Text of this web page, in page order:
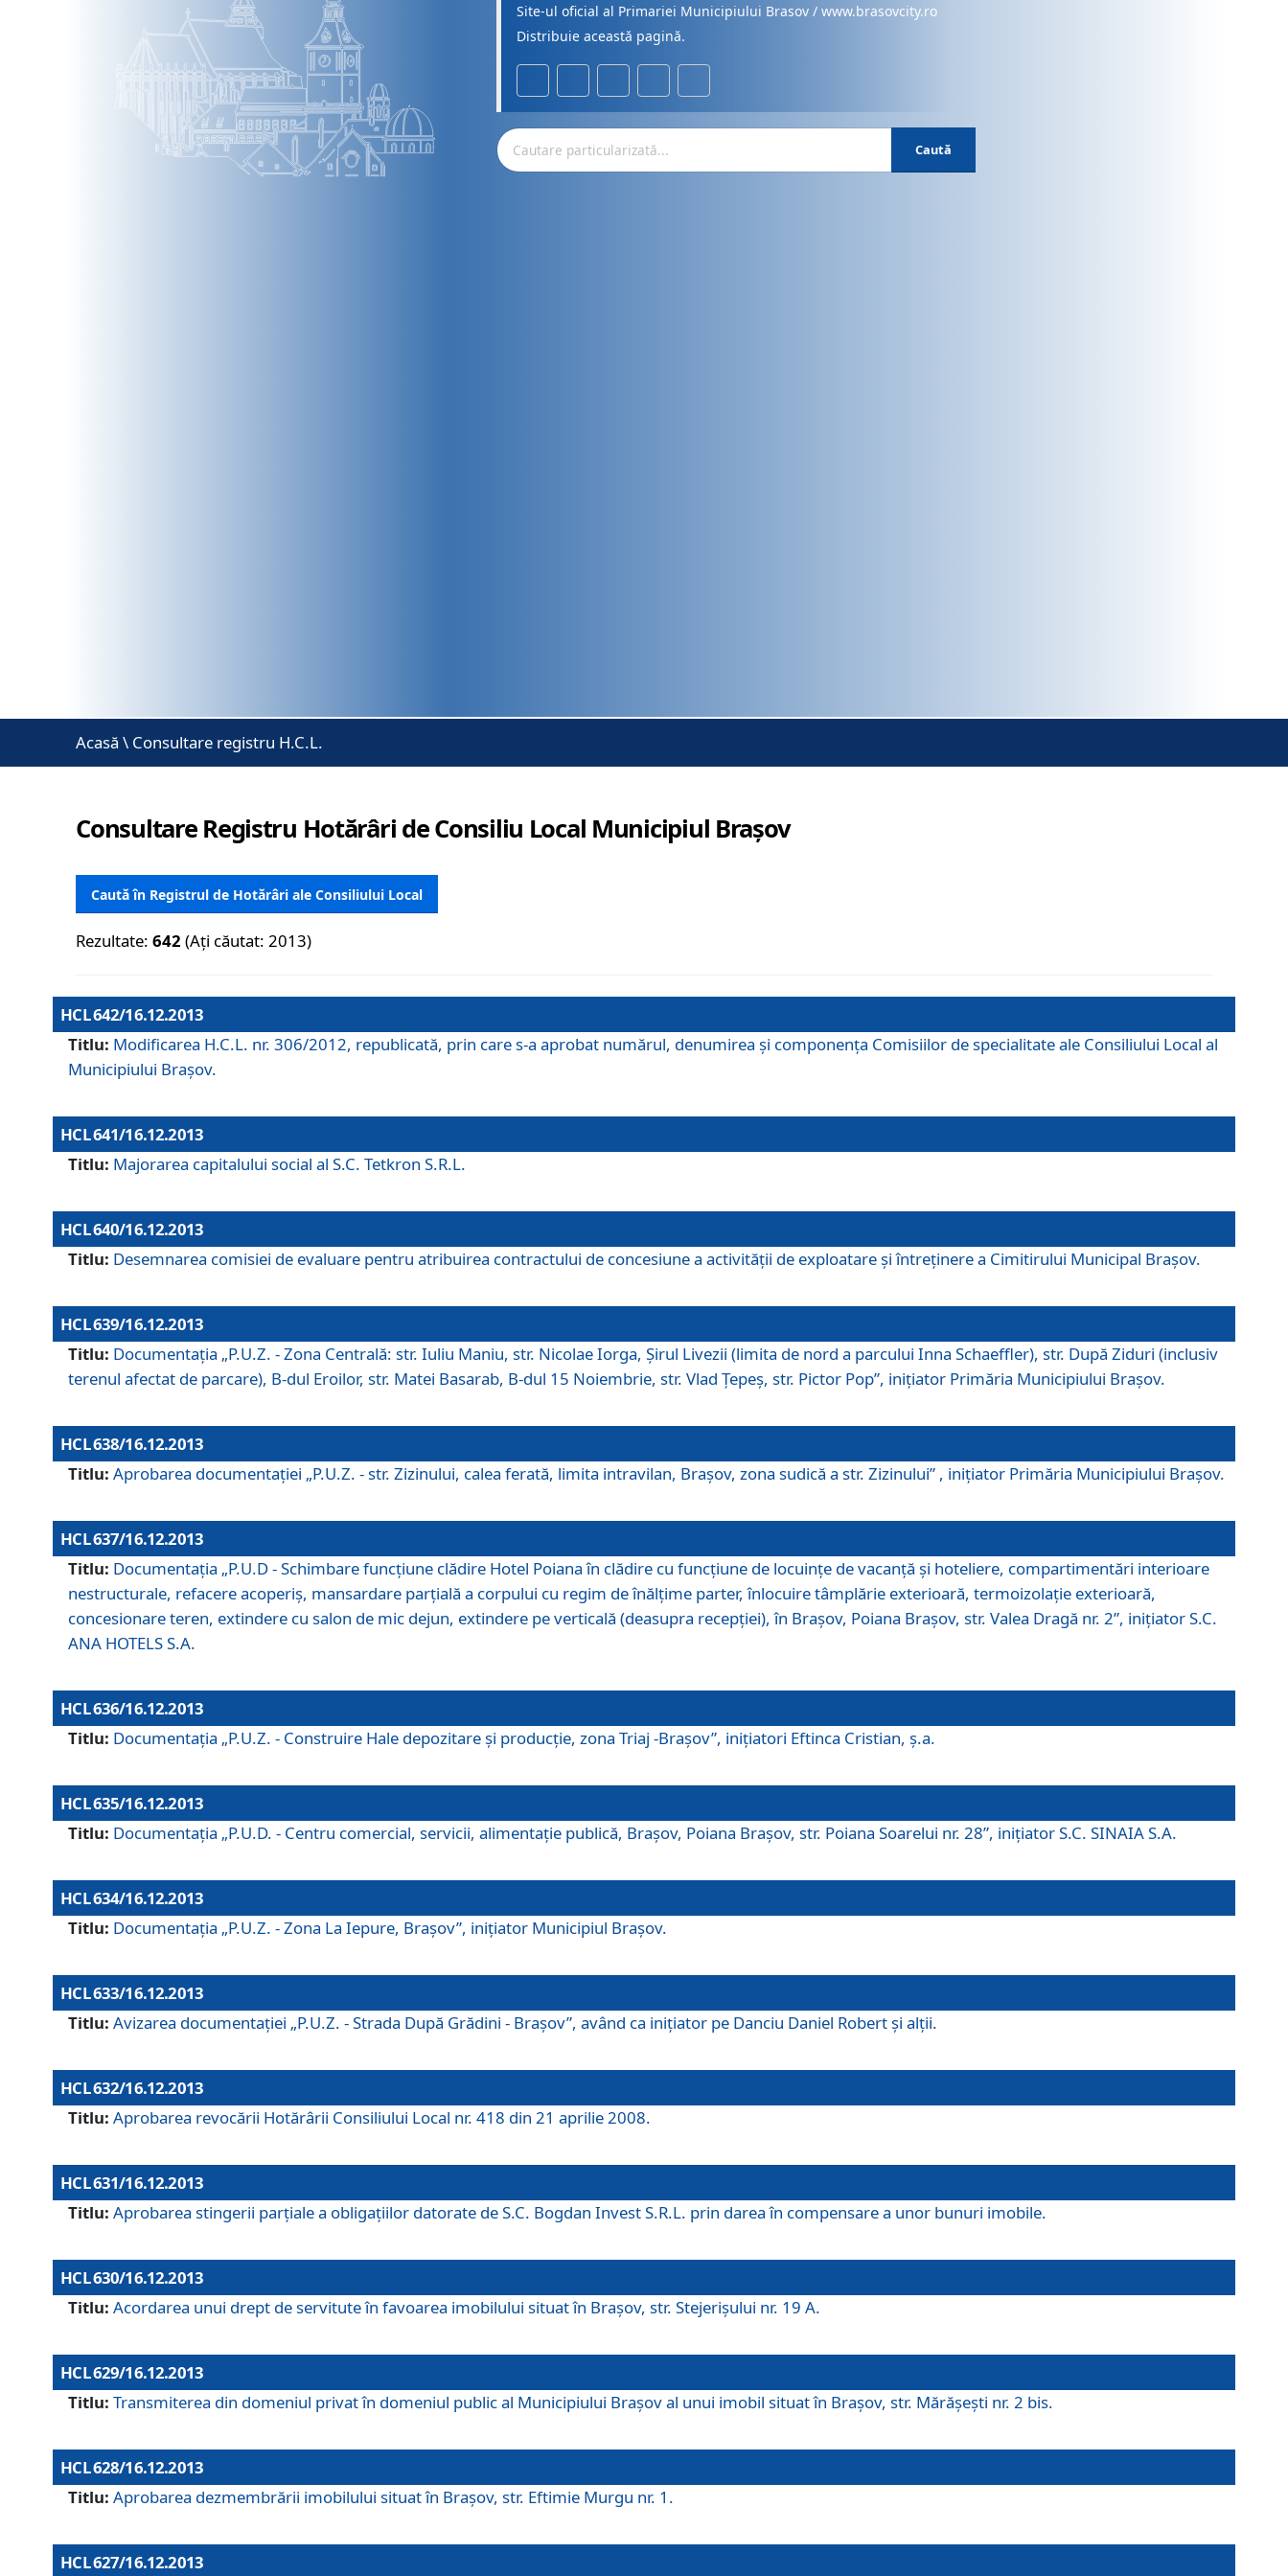
Site-ul oficial al Primariei Municipiului Brasov / www.brasovcity.ro
Distribuie această pagină.
Caută
Acasă \ Consultare registru H.C.L.
Consultare Registru Hotărâri de Consiliu Local Municipiul Brașov
Caută în Registrul de Hotărâri ale Consiliului Local
Rezultate:642 (Ați căutat: 2013)
HCL 642/16.12.2013
Titlu: Modificarea H.C.L. nr. 306/2012, republicată, prin care s-a aprobat numărul, denumirea şi componenţa Comisiilor de specialitate ale Consiliului Local al
Municipiului Braşov.
HCL 641/16.12.2013
Titlu: Majorarea capitalului social al S.C. Tetkron S.R.L.
HCL 640/16.12.2013
Titlu: Desemnarea comisiei de evaluare pentru atribuirea contractului de concesiune a activităţii de exploatare şi întreţinere a Cimitirului Municipal Braşov.
HCL 639/16.12.2013
Titlu: Documentaţia „P.U.Z. - Zona Centrală: str. Iuliu Maniu, str. Nicolae Iorga, Şirul Livezii (limita de nord a parcului Inna Schaeffler), str. După Ziduri (inclusiv
terenul afectat de parcare), B-dul Eroilor, str. Matei Basarab, B-dul 15 Noiembrie, str. Vlad Ţepeş, str. Pictor Pop”, iniţiator Primăria Municipiului Braşov.
HCL 638/16.12.2013
Titlu: Aprobarea documentaţiei „P.U.Z. - str. Zizinului, calea ferată, limita intravilan, Braşov, zona sudică a str. Zizinului” , iniţiator Primăria Municipiului Braşov.
HCL 637/16.12.2013
Titlu: Documentaţia „P.U.D - Schimbare funcţiune clădire Hotel Poiana în clădire cu funcţiune de locuinţe de vacanţă şi hoteliere, compartimentări interioare
nestructurale, refacere acoperiş, mansardare parţială a corpului cu regim de înălţime parter, înlocuire tâmplărie exterioară, termoizolaţie exterioară,
concesionare teren, extindere cu salon de mic dejun, extindere pe verticală (deasupra recepţiei), în Braşov, Poiana Braşov, str. Valea Dragă nr. 2”, iniţiator S.C.
ANA HOTELS S.A.
HCL 636/16.12.2013
Titlu: Documentaţia „P.U.Z. - Construire Hale depozitare şi producţie, zona Triaj -Braşov”, iniţiatori Eftinca Cristian, ş.a.
HCL 635/16.12.2013
Titlu: Documentaţia „P.U.D. - Centru comercial, servicii, alimentaţie publică, Braşov, Poiana Braşov, str. Poiana Soarelui nr. 28”, iniţiator S.C. SINAIA S.A.
HCL 634/16.12.2013
Titlu: Documentaţia „P.U.Z. - Zona La Iepure, Braşov”, iniţiator Municipiul Braşov.
HCL 633/16.12.2013
Titlu: Avizarea documentaţiei „P.U.Z. - Strada După Grădini - Braşov”, având ca iniţiator pe Danciu Daniel Robert şi alţii.
HCL 632/16.12.2013
Titlu: Aprobarea revocării Hotărârii Consiliului Local nr. 418 din 21 aprilie 2008.
HCL 631/16.12.2013
Titlu: Aprobarea stingerii parţiale a obligaţiilor datorate de S.C. Bogdan Invest S.R.L. prin darea în compensare a unor bunuri imobile.
HCL 630/16.12.2013
Titlu: Acordarea unui drept de servitute în favoarea imobilului situat în Braşov, str. Stejerişului nr. 19 A.
HCL 629/16.12.2013
Titlu: Transmiterea din domeniul privat în domeniul public al Municipiului Braşov al unui imobil situat în Braşov, str. Mărăşeşti nr. 2 bis.
HCL 628/16.12.2013
Titlu: Aprobarea dezmembrării imobilului situat în Braşov, str. Eftimie Murgu nr. 1.
HCL 627/16.12.2013